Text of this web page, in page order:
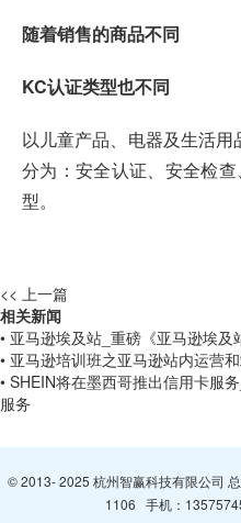
随着销售的商品不同
KC认证类型也不同
以儿童产品、电器及生活
分为：安全认证、安全检
型。
<< 上一篇
相关新闻
• 亚马逊埃及站_重磅《亚马逊埃
• 亚马逊培训班之亚马逊站内运营
• SHEIN将在墨西哥推出信用卡服
服务
© 2013- 2025 杭州智赢科技有限公司
1106 手机：